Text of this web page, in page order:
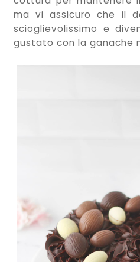
ma vi assicuro che il
scioglievolissimo e
gustato con la ganache